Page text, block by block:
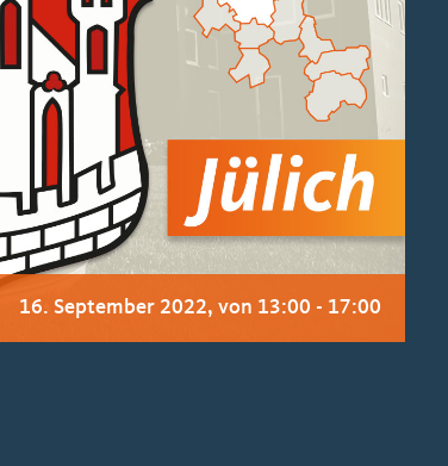
16. September 2022, von 13:00 - 17:00